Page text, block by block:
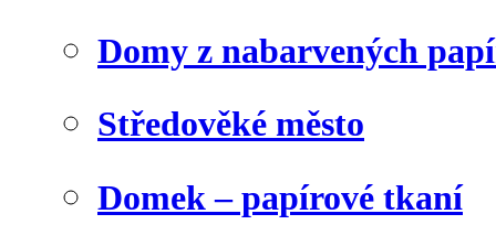
Domy z nabarvených
Středověké město
Domek – papírové tkaní